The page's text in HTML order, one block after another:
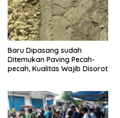
Baru Dipasang sudah
Ditemukan Paving Pecah-
pecah, Kualitas Wajib Disorot